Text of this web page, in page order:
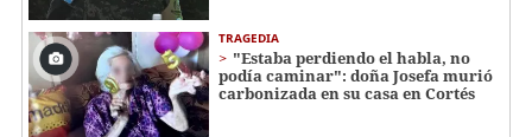
TRAGEDIA
"Estaba perdiendo el habla, no
podía caminar": doña Josefa murió
carbonizada en su casa en Cortés